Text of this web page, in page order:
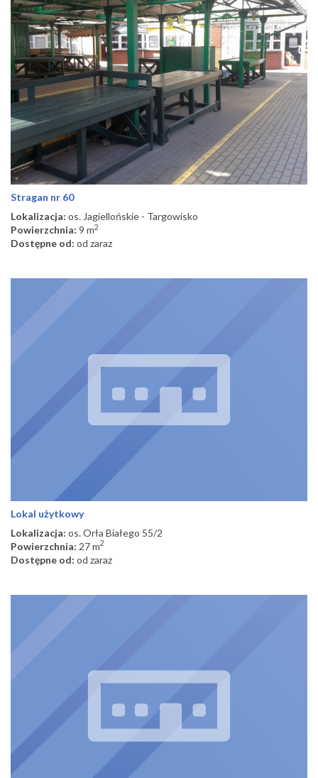
Stragan nr 60
Lokalizacja: os. Jagiellońskie - Targowisko
Powierzchnia: 9 m2
Dostępne od: od zaraz
Lokal użytkowy
Lokalizacja: os. Orła Białego 55/2
Powierzchnia: 27 m2
Dostępne od: od zaraz